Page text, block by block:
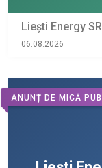
Liești Energy
06.08.2026
ANUNȚ DE MICĂ